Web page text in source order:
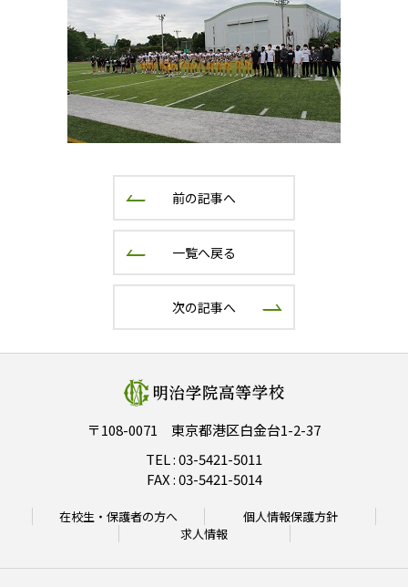
前の記事へ
一覧へ戻る
次の記事へ
〒108-0071 東京都港区白金台1-2-37
TEL :03-5421-5011
FAX : 03-5421-5014
在校生・保護者の方へ
個人情報保護方針
求人情報